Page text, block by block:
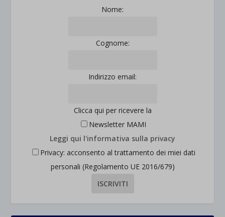
Nome:
Cognome:
Indirizzo email:
Clicca qui per ricevere la
Newsletter MAMI
Leggi qui l'informativa sulla privacy
Privacy: acconsento al trattamento dei miei dati
personali (Regolamento UE 2016/679)